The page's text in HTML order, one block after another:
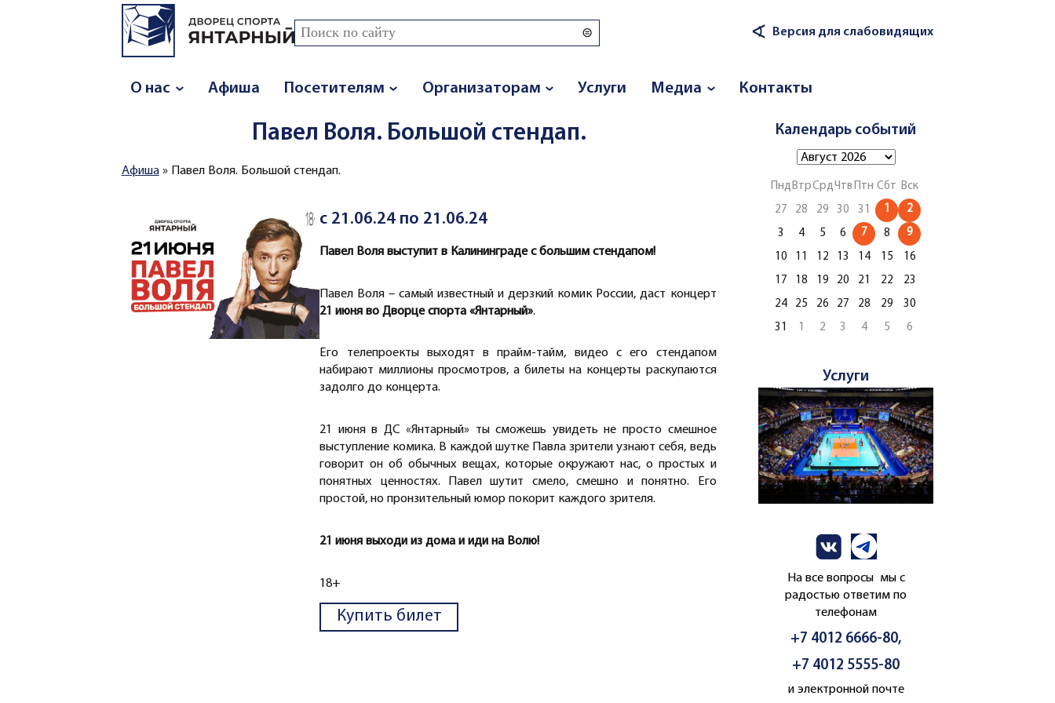
Перейти к основному содержанию
Форма поиска
Поиск ∢ Версия для слабовидящих
О нас Афиша Посетителям Организаторам Услуги Медиа Контакты
Павел Воля. Большой стендап.
Вы здесь
Афиша» Павел Воля. Большой стендап.
с 21.06.24 по 21.06.24
Павел Воля выступит в Калининграде с большим стендапом!
Павел Воля – самый известный и дерзкий комик России, даст концерт
21 июня во Дворце спорта «Янтарный».
Его телепроекты выходят в прайм-тайм, видео с его стендапом
набирают миллионы просмотров, а билеты на концерты раскупаются
задолго до концерта.
21 июня в ДС «Янтарный» ты сможешь увидеть не просто смешное
выступление комика. В каждой шутке Павла зрители узнают себя, ведь
говорит он об обычных вещах, которые окружают нас, о простых и
понятных ценностях. Павел шутит смело, смешно и понятно. Его
простой, но пронзительный юмор покорит каждого зрителя.
21 июня выходи из дома и иди на Волю!
18+
Купить билет
Календарь событий
Пнд ВтрСрдЧтв Птн Сбт Вск
27
28 29 30 31 1 2
3 4 5 6 7 8 9
10 11 12 13 14 15
16
17
18 19 20 21 22
23
24
25 26 27 28 29
30
31
1 2 3 4 5 6
Услуги
На все вопросы мы с
радостью ответим по
телефонам
+7 4012 6666-80,
+7 4012 5555-80
и электронной почте